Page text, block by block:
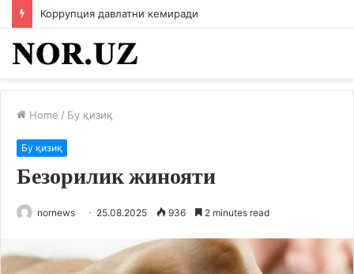
Коррупция давлатни кемиради
Home / Бу қизиқ
Бу қизиқ
Безорилик жинояти
nornews 25.08.2025 936 2 minutes read